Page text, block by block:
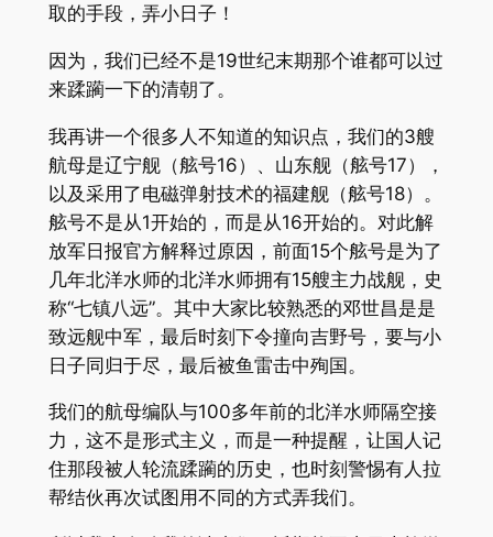
取的手段，弄小日子！
因为，我们已经不是19世纪末期那个谁都可以过
来蹂躏一下的清朝了。
我再讲一个很多人不知道的知识点，我们的3艘
航母是辽宁舰（舷号16）、山东舰（舷号17），
以及采用了电磁弹射技术的福建舰（舷号18）。
舷号不是从1开始的，而是从16开始的。对此解
放军日报官方解释过原因，前面15个舷号是为了
几年北洋水师的北洋水师拥有15艘主力战舰，史
称“七镇八远”。其中大家比较熟悉的邓世昌是是
致远舰中军，最后时刻下令撞向吉野号，要与小
日子同归于尽，最后被鱼雷击中殉国。
我们的航母编队与100多年前的北洋水师隔空接
力，这不是形式主义，而是一种提醒，让国人记
住那段被人轮流蹂躏的历史，也时刻警惕有人拉
帮结伙再次试图用不同的方式弄我们。